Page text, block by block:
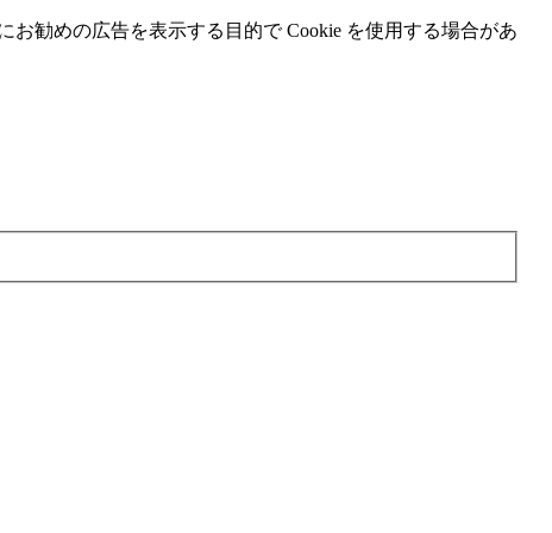
勧めの広告を表⽰する⽬的で Cookie を使⽤する場合があ